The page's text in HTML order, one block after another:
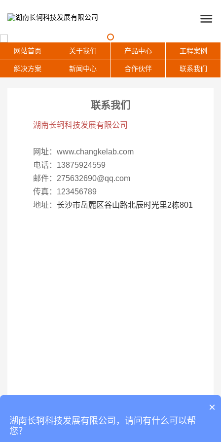
网站首页 关于我们 产品中心 工程案例
解决方案 新闻中心 合作伙伴 联系我们
联系我们
湖南长轲科技发展有限公司
网址：www.changkelab.com
电话：13875924559
邮件：275632690@qq.com
传真：123456789
地址： 长沙市岳麓区谷山路北辰时光里2栋801
×
湖南长轲科技发展有限公司，请问有什么可以帮
您？